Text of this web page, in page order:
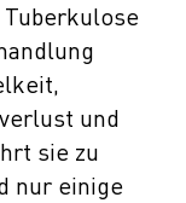
und
sie zu
nur einige